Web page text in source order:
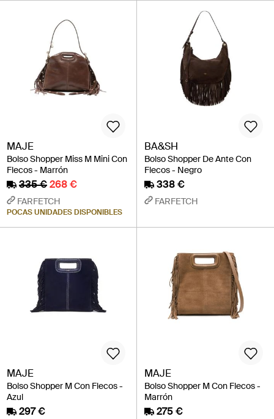
MAJE
Bolso Shopper Miss M Mini Con
Flecos - Marrón
335 €268 €
FARFETCH
POCAS UNIDADES DISPONIBLES
BA&SH
Bolso Shopper De Ante Con
Flecos - Negro
338 €
FARFETCH
MAJE
Bolso Shopper M Con Flecos -
Azul
297 €
MAJE
Bolso Shopper M Con Flecos -
Marrón
275 €